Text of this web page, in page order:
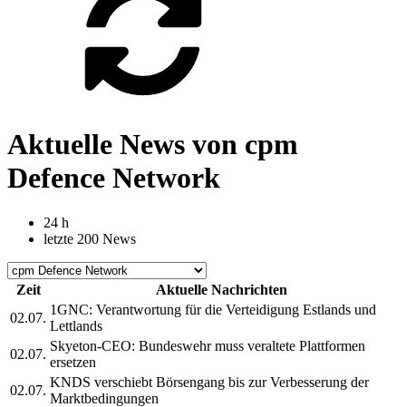
Aktuelle News von cpm
Defence Network
24 h
letzte 200 News
Zeit
Aktuelle Nachrichten
02.07.
1GNC: Verantwortung für die Verteidigung Estlands und
Lettlands
02.07.
Skyeton-CEO: Bundeswehr muss veraltete Plattformen
ersetzen
02.07.
KNDS verschiebt Börsengang bis zur Verbesserung der
Marktbedingungen